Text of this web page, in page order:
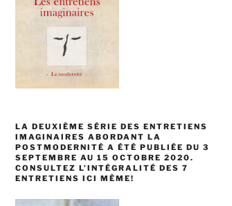
LA DEUXIÈME SÉRIE DES ENTRETIENS
IMAGINAIRES ABORDANT LA
POSTMODERNITÉ A ÉTÉ PUBLIÉE DU 3
SEPTEMBRE AU 15 OCTOBRE 2020.
CONSULTEZ L’INTÉGRALITÉ DES 7
ENTRETIENS ICI MÊME!